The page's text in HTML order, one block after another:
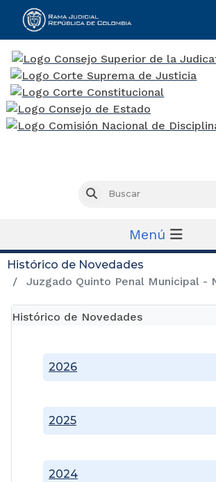
Buscar
Menú
Histórico de Novedades
Juzgado Quinto Penal Municipal -
Histórico de Novedades
2024
2025
2026